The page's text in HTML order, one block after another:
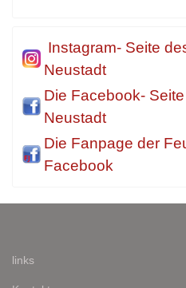
Instagram- Seite
Neustadt
Die Facebook-
Neustadt
Die Fanpage der
Facebook
links